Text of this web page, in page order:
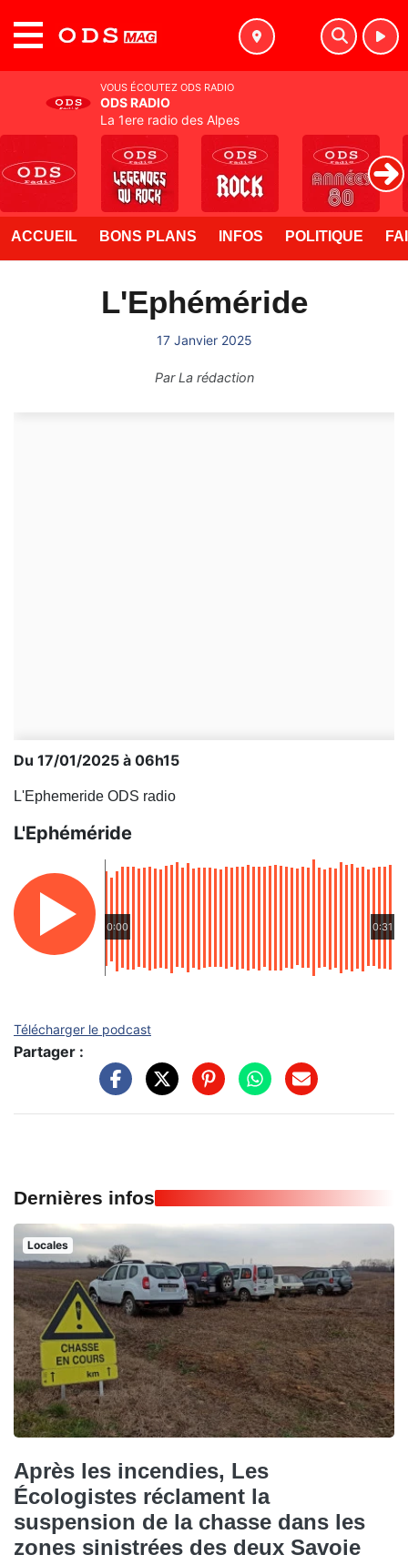
ACCUEIL BONS PLANS INFOS POLITIQUE
L'Ephéméride
17 Janvier 2025
ParLa rédaction
Du 17/01/2025 à 06h15
L'Ephemeride ODS radio
L'Ephéméride
0:00 0:31
Télécharger le podcast
Partager :
Dernières infos
Locales
Après les incendies, Les
Écologistes réclament la
suspension de la chasse dans les
zones sinistrées des deux Savoie
VOUS ÉCOUTEZ ODS RADIO
ODS RADIO
La 1ere radio des Alpes